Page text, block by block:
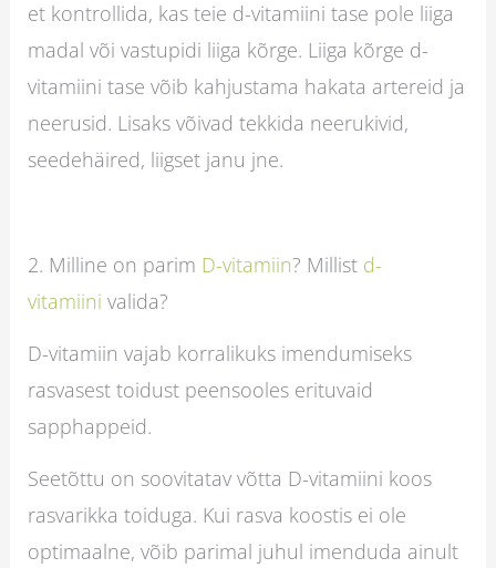
et kontrollida, kas teie d-vitamiini tase pole liiga
madal või vastupidi liiga kõrge. Liiga kõrge d-
vitamiini tase võib kahjustama hakata artereid ja
neerusid. Lisaks võivad tekkida neerukivid,
seedehäired, liigset janu jne.
2. Milline on parim D-vitamiin? Millist d-
vitamiini valida?
D-vitamiin vajab korralikuks imendumiseks
rasvasest toidust peensooles erituvaid
sapphappeid.
Seetõttu on soovitatav võtta D-vitamiini koos
rasvarikka toiduga. Kui rasva koostis ei ole
optimaalne, võib parimal juhul imenduda ainult